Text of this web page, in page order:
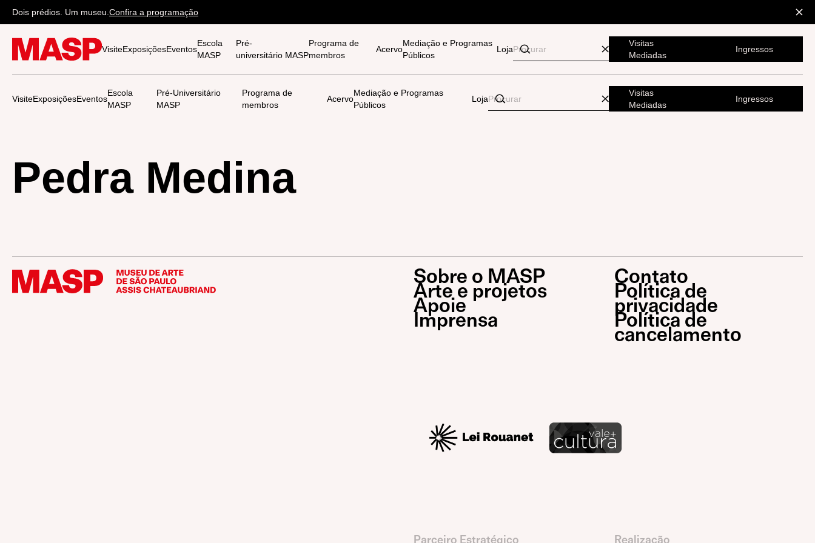
Dois prédios. Um museu. Confira a programação
VisiteExposiçõesEventos
Escola
MASP
Pré-
universitário MASP
Programa de
membros
Acervo
Mediação e Programas
Públicos
Loja
Visitas
Mediadas
Ingressos
VisiteExposiçõesEventos
Escola
MASP
Pré-Universitário
MASP
Programa de
membros
Acervo
Mediação e Programas
Públicos
Loja
Visitas
Mediadas
Ingressos
Pedra Medina
Sobre o MASP
Arte e projetos
Apoie
Imprensa
Contato
Política de
privacidade
Política de
cancelamento
Parceiro Estratégico Realização